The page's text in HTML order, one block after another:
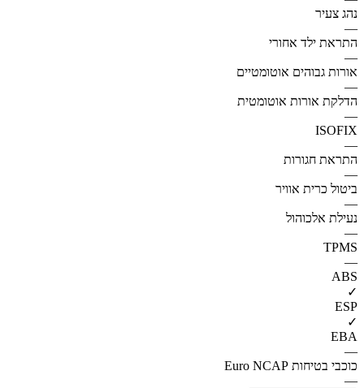
נהג צעיר
—
התראת ילד אחורי
—
אורות גבוהים אוטומטיים
—
הדלקת אורות אוטומטית
—
ISOFIX
—
התראת חגורות
—
ביטול כרית אוויר
—
נעילת אלכוהול
—
TPMS
—
ABS
✓
ESP
✓
EBA
—
כוכבי בטיחות Euro NCAP
—